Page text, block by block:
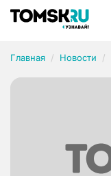
Главная Новости